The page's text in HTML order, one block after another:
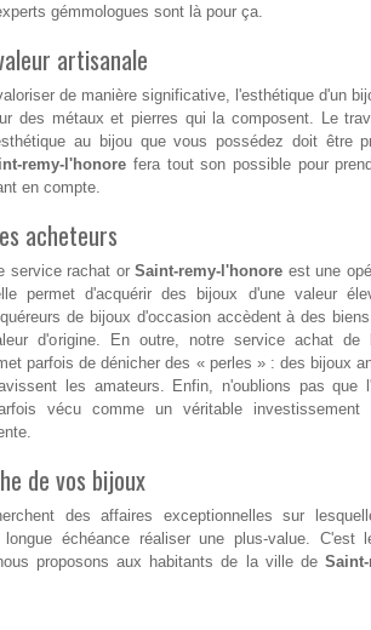
gémmologues sont là pour ça.
artisanale
de manière significative, l'esthétique d'un
des métaux et pierres qui la composent. Le
au bijou que vous possédez doit être
remy-l'honore fera tout son possible pour
en compte.
acheteurs
service rachat orSaint-remy-l'honore est une
permet d'acquérir des bijoux d'une valeur
de bijoux d'occasion accèdent à des
d'origine. En outre, notre service achat de
parfois de dénicher des « perles » : des bijoux
les amateurs. Enfin, n'oublions pas que
vécu comme un véritable investissement
de vos bijoux
des affaires exceptionnelles sur
échéance réaliser une plus-value. C'est
proposons aux habitants de la ville de